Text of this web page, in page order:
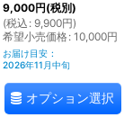
9,000円(税別)
(税込 : 9,900円)
希望小売価格: 10,000円
お届け目安 :
2026年11月中旬
オプション選択